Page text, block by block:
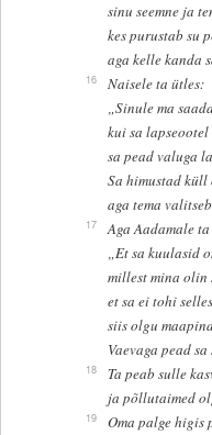
sinu seemne ja
kes purustab su
aga kelle kanda
16
Naisele ta ütles:
„Sinule ma
kui sa
sa pead valuga
Sa himustad küll
aga tema
17
Aga Aadamale
„Et sa kuulasid
millest mina olin
et sa ei tohi
siis olgu
Vaevaga pead
18
Ta peab sulle
ja põllutaimed
19
Oma palge higis